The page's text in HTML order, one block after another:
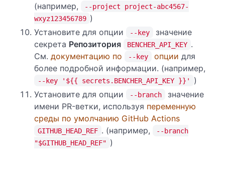
(например,
--project project-abc4567-
wxyz123456789 )
Установите для опции
--key
значение
секрета Репозитория BENCHER_API_KEY .
См. документацию по --key опции для
более подробной информации. (например,
--key '${{ secrets.BENCHER_API_KEY }}'
)
Установите для опции
--branch
значение
имени PR-ветки, используя переменную
среды по умолчанию GitHub Actions
GITHUB_HEAD_REF . (например,
--branch
"$GITHUB_HEAD_REF" )